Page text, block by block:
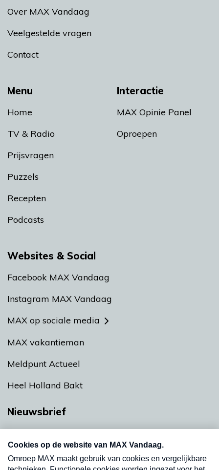
Menu
Home
TV & Radio
Prijsvragen
Puzzels
Recepten
Podcasts
Interactie
MAX Opinie Panel
Oproepen
Over MAX Vandaag
Veelgestelde vragen
Contact
Websites & Social
Facebook MAX Vandaag
Instagram MAX Vandaag
MAX op sociale media
MAX vakantieman
Meldpunt Actueel
Heel Holland Bakt
Nieuwsbrief
nieuwsbrief. Elke vrijdag- en dinsdagochtend in
uw mailbox.